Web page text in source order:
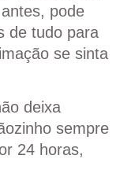
pode
de tudo para
se sinta
deixa
sempre
24 horas,